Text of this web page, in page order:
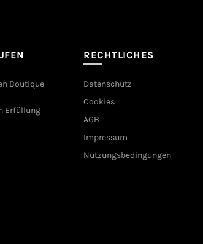
Boutique
Erfüllung
RECHTLICHES
Datenschutz
Cookies
AGB
Impressum
Nutzungsbedingungen